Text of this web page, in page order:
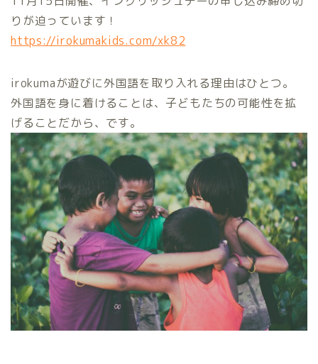
りが迫っています！
https://irokumakids.com/xk82
irokumaが遊びに外国語を取り入れる理由はひとつ。
外国語を身に着けることは、子どもたちの可能性を拡
げることだから、です。